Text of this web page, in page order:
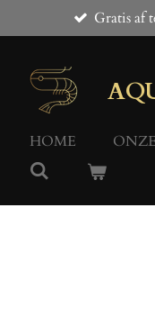
direct
hoofdinhoud
Gratis af
HOME